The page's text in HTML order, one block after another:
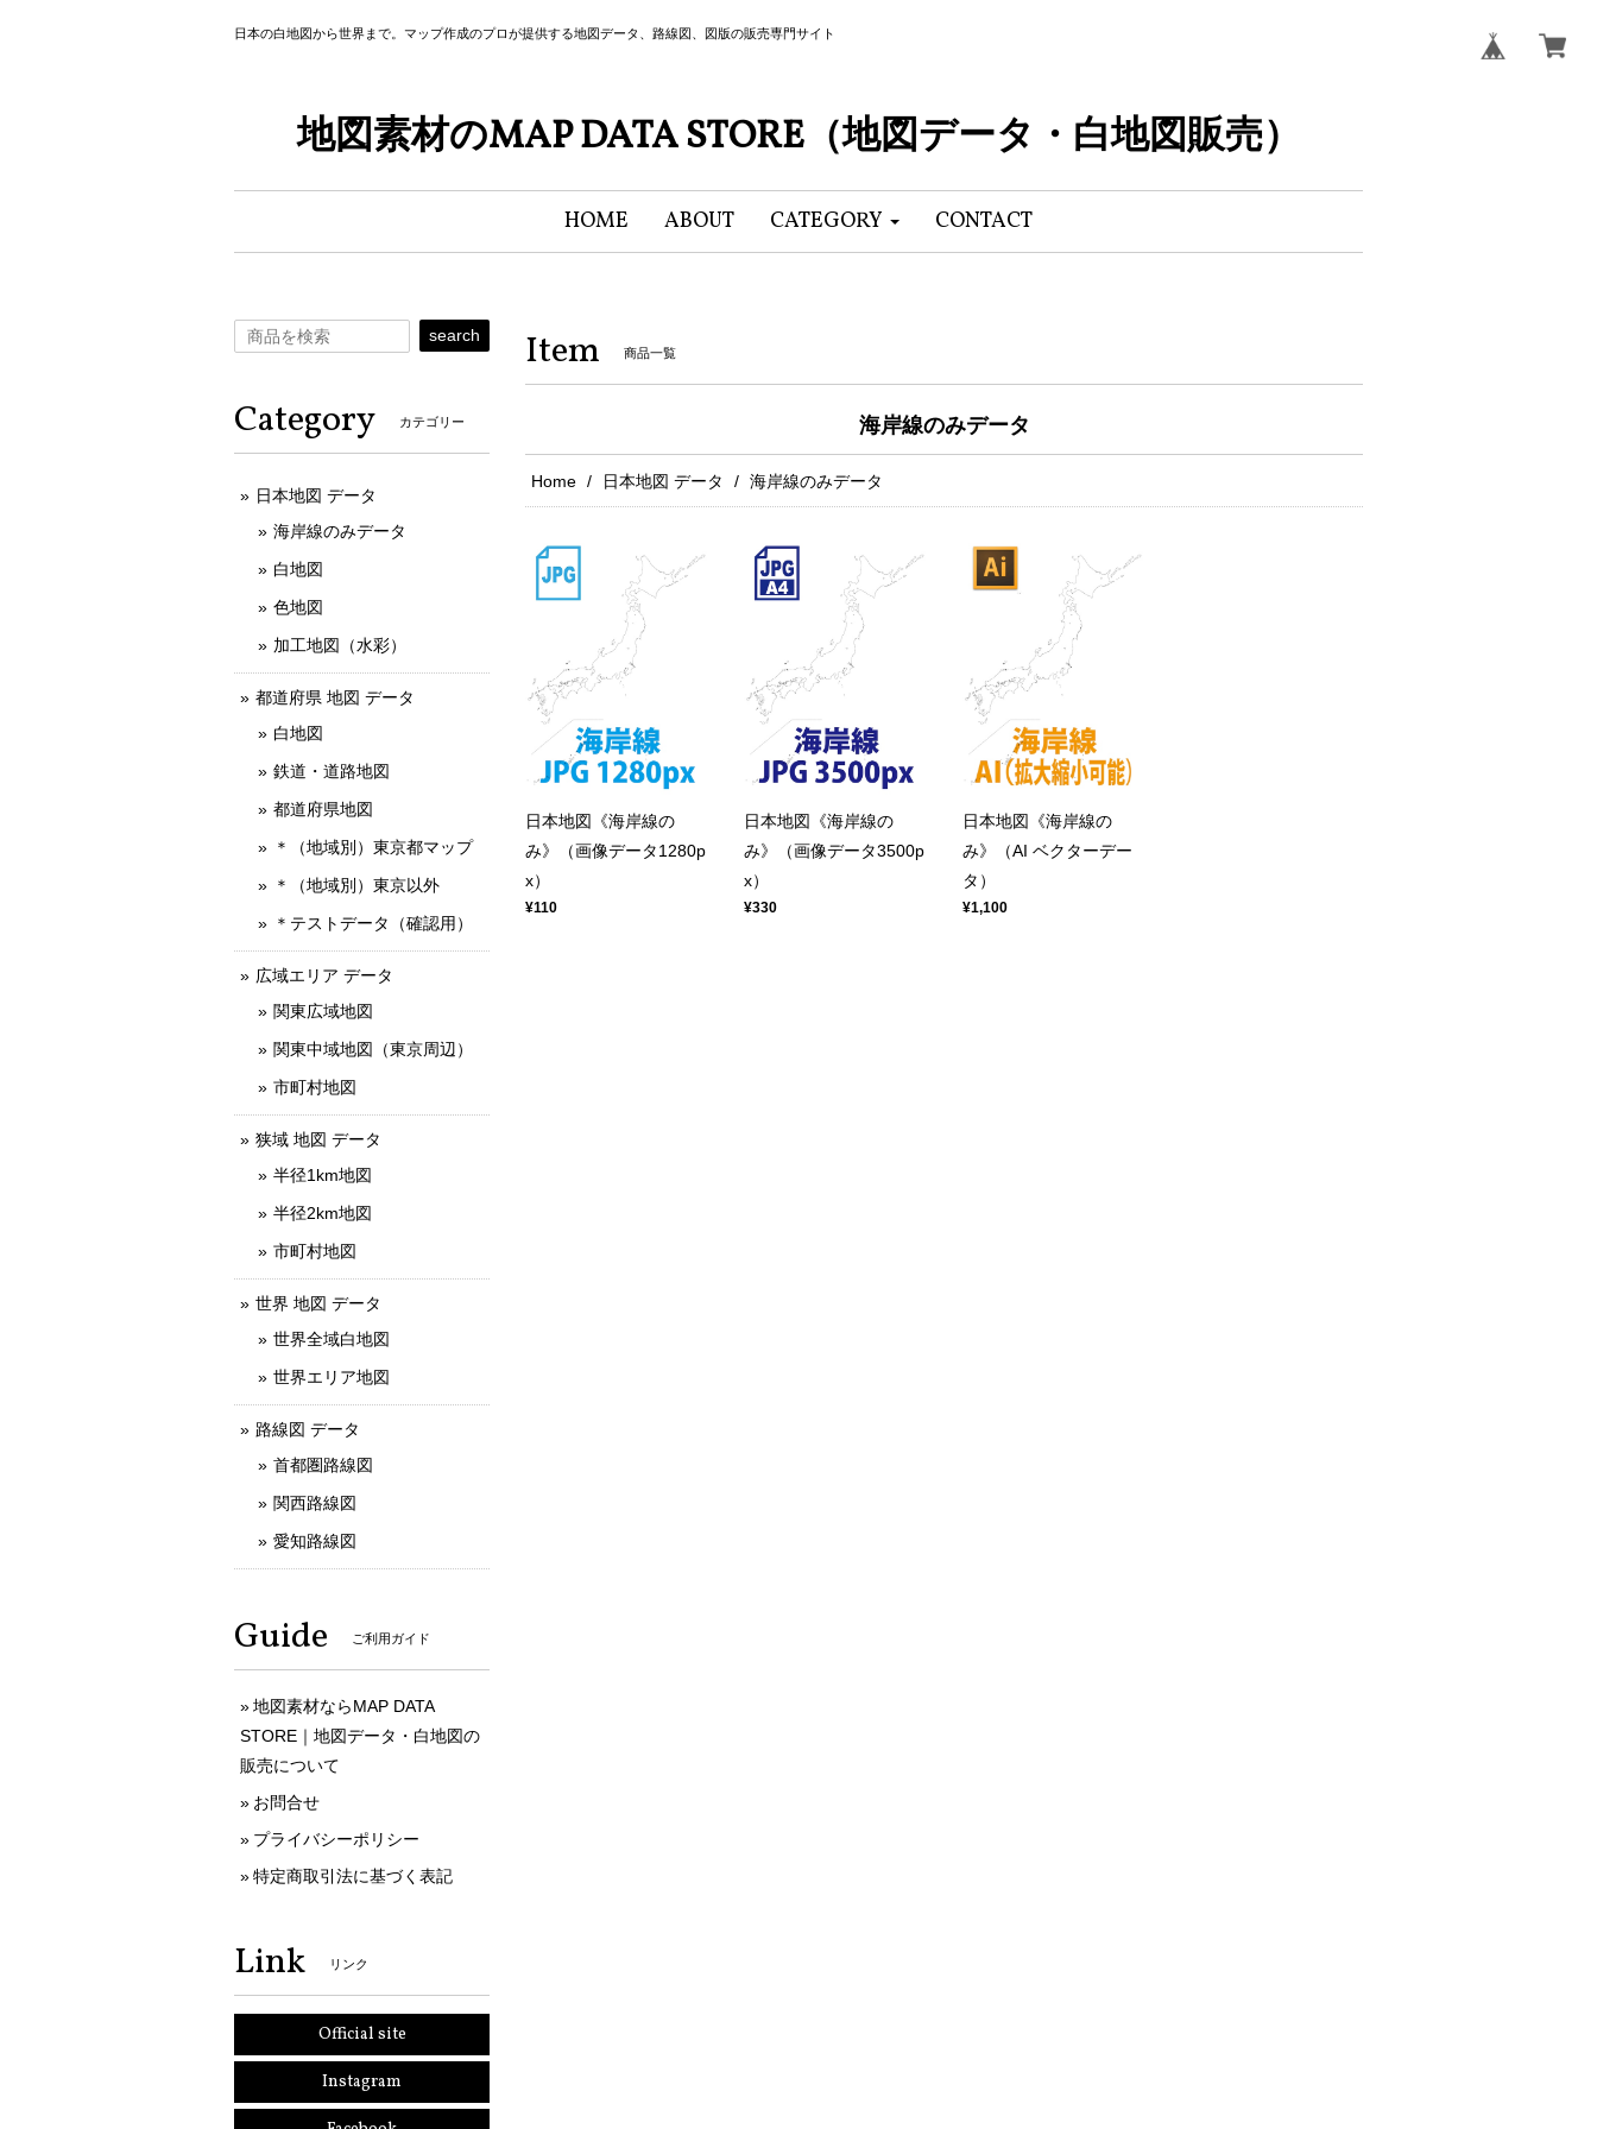
日本の白地図から世界まで。マップ作成のプロが提供する地図データ、路線図、図版の販売専門サイト
地図素材のMAP DATA STORE（地図データ・白地図販売）
HOME ABOUT CATEGORY CONTACT
Item 商品一覧
海岸線のみデータ
Home 日本地図 データ 海岸線のみデータ
日本地図《海岸線の
み》（画像データ1280p
x）
¥110
日本地図《海岸線の
み》（画像データ3500p
x）
¥330
日本地図《海岸線の
み》（AI ベクターデー
タ）
¥1,100
search
Category カテゴリー
日本地図 データ
海岸線のみデータ
白地図
色地図
加工地図（水彩）
都道府県 地図 データ
白地図
鉄道・道路地図
都道府県地図
＊（地域別）東京都マップ
＊（地域別）東京以外
＊テストデータ（確認用）
広域エリア データ
関東広域地図
関東中域地図（東京周辺）
市町村地図
狭域 地図 データ
半径1km地図
半径2km地図
市町村地図
世界 地図 データ
世界全域白地図
世界エリア地図
路線図 データ
首都圏路線図
関西路線図
愛知路線図
Guide ご利用ガイド
地図素材ならMAP DATA
STORE｜地図データ・白地図の
販売について
お問合せ
プライバシーポリシー
特定商取引法に基づく表記
Link リンク
Official site
Instagram